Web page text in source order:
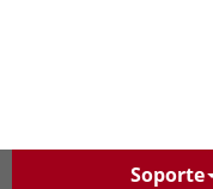
Soporte